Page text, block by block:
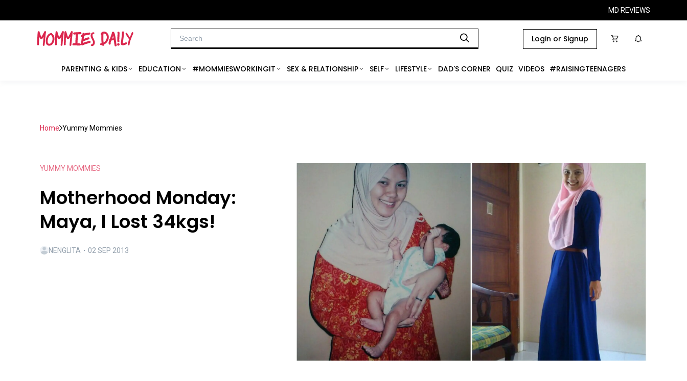
MD REVIEWS
Login or Signup
PARENTING & KIDS EDUCATION #MOMMIESWORKINGIT SEX & RELATIONSHIP SELF LIFESTYLE DAD'S CORNER QUIZ VIDEOS #RAISINGTEENAGERS
Home Yummy Mommies
YUMMY MOMMIES
Motherhood Monday:
Maya, I Lost 34kgs!
NENGLITA ・ 02 SEP 2013